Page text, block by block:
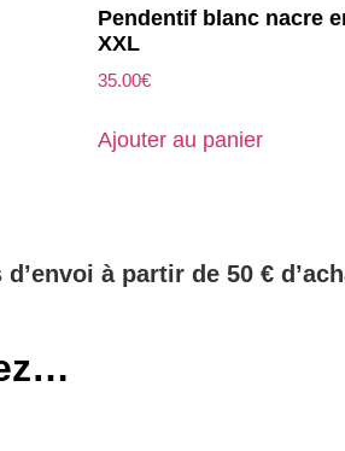
Pendentif blanc nacre
XXL
35.00€
Ajouter au panier
à partir de 50 €